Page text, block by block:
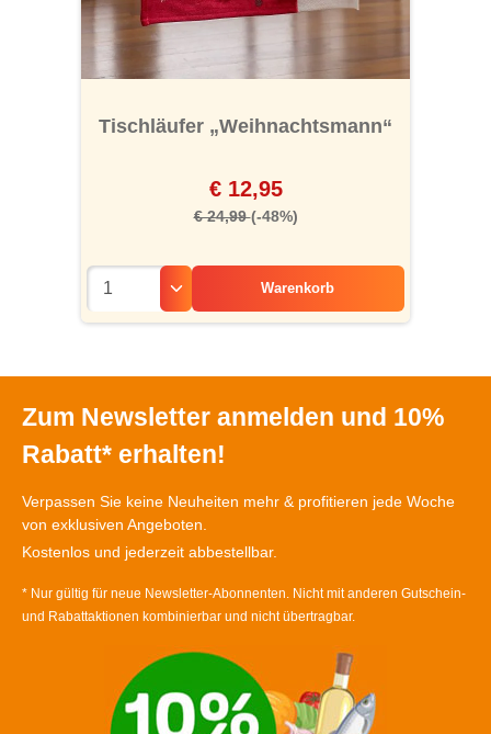
Tischläufer „Weihnachtsmann“
€ 12,95
€ 24,99(-48%)
Warenkorb
Zum Newsletter anmelden und 10%
Rabatt* erhalten!
Verpassen Sie keine Neuheiten mehr & profitieren jede Woche
von exklusiven Angeboten.
Kostenlos und jederzeit abbestellbar.
* Nur gültig für neue Newsletter-Abonnenten. Nicht mit anderen Gutschein-
und Rabattaktionen kombinierbar und nicht übertragbar.